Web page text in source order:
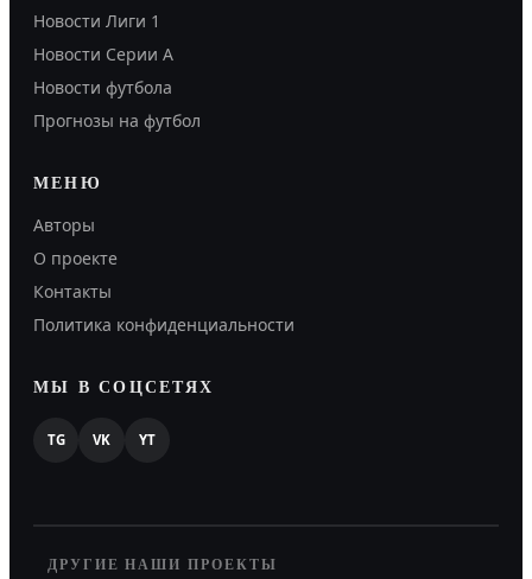
Новости Лиги 1
Новости Серии А
Новости футбола
Прогнозы на футбол
МЕНЮ
Авторы
О проекте
Контакты
Политика конфиденциальности
МЫ В СОЦСЕТЯХ
TG VK YT
ДРУГИЕ НАШИ ПРОЕКТЫ